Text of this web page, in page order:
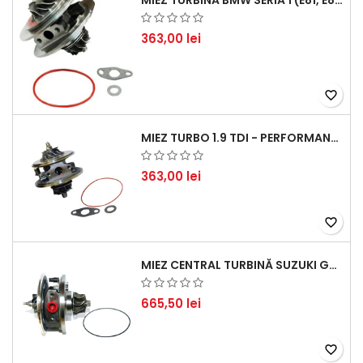
363,00 lei
favorite_border
MIEZ TURBO 1.9 TDI - PERFORMANȚĂ FIABILĂ PENTRU AUDI, SEAT, SKODA ȘI VW
363,00 lei
favorite_border
MIEZ CENTRAL TURBINĂ SUZUKI GRAND ESCUDO II 1.9 DDIS TRACȚIUNE INTEGRALĂ - MOTORIZARE 1.9L, 95 KW (129 CP)
665,50 lei
favorite_border